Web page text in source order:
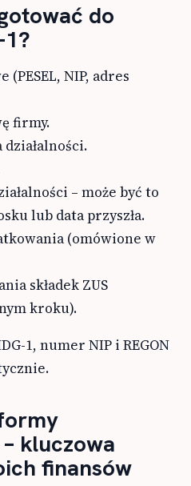
do
(PESEL, NIP, adres
firmy.
– może być to
lub data przyszła.
(omówione w
składek ZUS
kroku).
1, numer NIP i REGON
kluczowa
finansów